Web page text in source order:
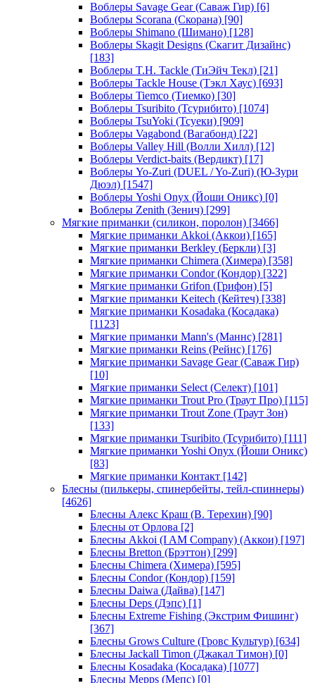
Воблеры Savage Gear (Саваж Гир) [6]
Воблеры Scorana (Скорана) [90]
Воблеры Shimano (Шимано) [128]
Воблеры Skagit Designs (Скагит Дизайнс)
[183]
Воблеры T.H. Tackle (ТиЭйч Текл) [21]
Воблеры Tackle House (Тэкл Хаус) [693]
Воблеры Tiemco (Тиемко) [30]
Воблеры Tsuribito (Тсурибито) [1074]
Воблеры TsuYoki (Тсуеки) [909]
Воблеры Vagabond (Вагабонд) [22]
Воблеры Valley Hill (Волли Хилл) [12]
Воблеры Verdict-baits (Вердикт) [17]
Воблеры Yo-Zuri (DUEL / Yo-Zuri) (Ю-Зури
Дюэл) [1547]
Воблеры Yoshi Onyx (Йоши Оникс) [0]
Воблеры Zenith (Зенич) [299]
Мягкие приманки (силикон, поролон) [3466]
Мягкие приманки Akkoi (Аккои) [165]
Мягкие приманки Berkley (Беркли) [3]
Мягкие приманки Chimera (Химера) [358]
Мягкие приманки Condor (Кондор) [322]
Мягкие приманки Grifon (Грифон) [5]
Мягкие приманки Keitech (Кейтеч) [338]
Мягкие приманки Kosadaka (Косадака)
[1123]
Мягкие приманки Mann's (Маннс) [281]
Мягкие приманки Reins (Рейнс) [176]
Мягкие приманки Savage Gear (Саваж Гир)
[10]
Мягкие приманки Select (Селект) [101]
Мягкие приманки Trout Pro (Траут Про) [115]
Мягкие приманки Trout Zone (Траут Зон)
[133]
Мягкие приманки Tsuribito (Тсурибито) [111]
Мягкие приманки Yoshi Onyx (Йоши Оникс)
[83]
Мягкие приманки Контакт [142]
Блесны (пилькеры, спинербейты, тейл-спиннеры)
[4626]
Блесны Алекс Краш (В. Терехин) [90]
Блесны от Орлова [2]
Блесны Akkoi (I AM Company) (Аккои) [197]
Блесны Bretton (Брэттон) [299]
Блесны Chimera (Химера) [595]
Блесны Condor (Кондор) [159]
Блесны Daiwa (Дайва) [147]
Блесны Deps (Дэпс) [1]
Блесны Extreme Fishing (Экстрим Фишинг)
[367]
Блесны Grows Culture (Гровс Культур) [634]
Блесны Jackall Timon (Джакал Тимон) [0]
Блесны Kosadaka (Косадака) [1077]
Блесны Mepps (Мепс) [0]